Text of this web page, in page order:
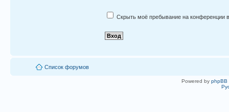
Скрыть моё пребывание на конференции в
Список форумов
Powered by phpBB